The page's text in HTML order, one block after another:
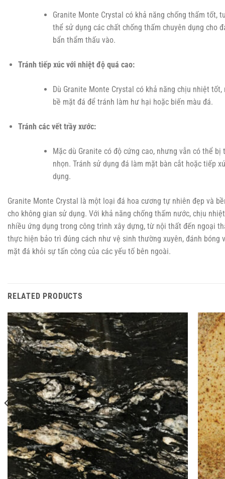
Granite Monte Crystal có khả năng chống thấm tốt,
thể sử dụng các chất chống thấm chuyên dụng cho
bẩn thẩm thấu vào.
Tránh tiếp xúc với nhiệt độ quá cao:
Dù Granite Monte Crystal có khả năng chịu nhiệt
bề mặt đá để tránh làm hư hại hoặc biến màu đá.
Tránh các vết trầy xước:
Mặc dù Granite có độ cứng cao, nhưng vẫn có thể
nhọn. Tránh sử dụng đá làm mặt bàn cắt hoặc tiếp
dụng.
Granite Monte Crystal là một loại đá hoa cương tự nhiên đẹp và
cho không gian sử dụng. Với khả năng chống thấm nước, chịu
nhiều ứng dụng trong công trình xây dựng, từ nội thất đến ngoại
thực hiện bảo trì đúng cách như vệ sinh thường xuyên, đánh bóng
mặt đá khỏi sự tấn công của các yếu tố bên ngoài.
RELATED PRODUCTS